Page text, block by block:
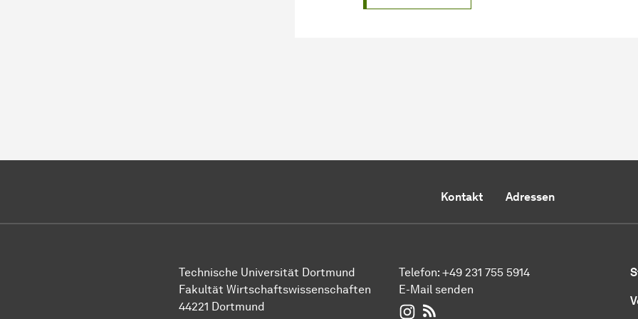
Kontakt Adressen
Technische Universität Dortmund
Fakultät Wirtschaftswissenschaften
44221 Dortmund
Telefon: +49 231 755 5914
E-Mail senden
WIWI auf Instagram